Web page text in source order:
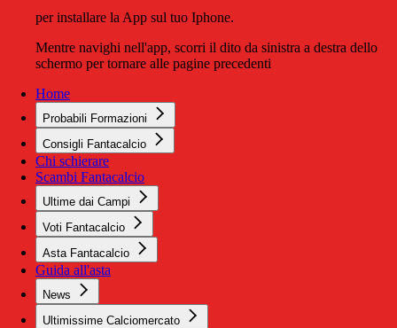
per installare la App sul tuo Iphone.
Mentre navighi nell'app, scorri il dito da sinistra a destra dello
schermo per tornare alle pagine precedenti
Home
Probabili Formazioni
Consigli Fantacalcio
Chi schierare
Scambi Fantacalcio
Ultime dai Campi
Voti Fantacalcio
Asta Fantacalcio
Guida all'asta
News
Ultimissime Calciomercato